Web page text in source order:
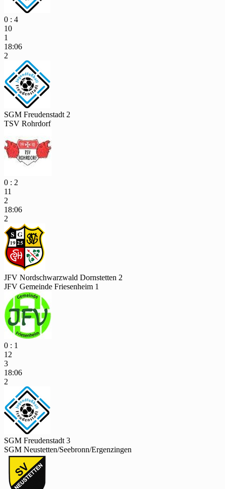
0 : 4
10
1
18:06
2
SGM Freudenstadt 2
TSV Rohrdorf
0 : 2
11
2
18:06
2
JFV Nordschwarzwald Dornstetten 2
JFV Gemeinde Friesenheim 1
0 : 1
12
3
18:06
2
SGM Freudenstadt 3
SGM Neustetten/Seebronn/Ergenzingen